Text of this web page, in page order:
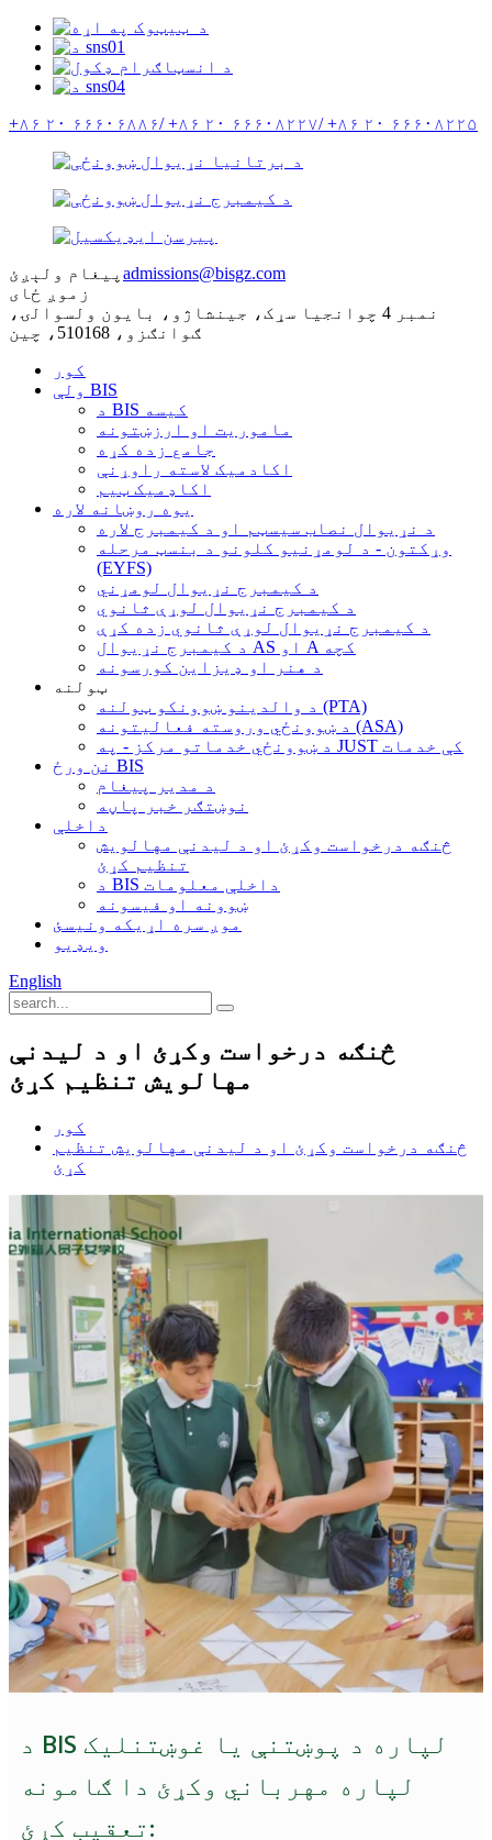
+۸۶ ۲۰ ۶۶۶۰۶۸۸۶/ +۸۶ ۲۰ ۶۶۶۰۸۲۲۷/ +۸۶ ۲۰ ۶۶۶۰۸۲۲۵
پیغام ولېږئ admissions@bisgz.com
زموږ ځای
نمبر 4 چوانجیا سړک، جینشاژو، بایون ولسوالۍ،
ګوانګزو، 510168، چین
کور
ولې BIS
د BIS کیسه
ماموریت او ارزښتونه
جامع زده کړه
اکادمیک لاسته راوړنې
اکاډمیک ټیم
یوه روښانه لاره
د نړیوال نصاب سیسټم او د کیمبرج لاره
وړکتون - د لومړنیو کلونو د بنسټ مرحله
(EYFS)
د کیمبرج نړیوال لومړني
د کیمبرج نړیوال لوړې ثانوي
د کیمبرج نړیوال لوړې ثانوي زده کړې
د کیمبرج نړیوال AS او A کچه
د هنر او ډیزاین کورسونه
ټولنه
د والدینو ښوونکو ټولنه (PTA)
د ښوونځي وروسته فعالیتونه (ASA)
د ښوونځي خدماتو مرکز - په JUST کې خدمات
نن ورځ BIS
د مدیر پیغام
نوښتګر خبر پاڼه
داخلې
څنګه درخواست وکړئ او د لیدنې مهالویش
تنظیم کړئ
د BIS داخلې معلومات
ښوونه او فیسونه
موږ سره اړیکه ونیسئ
ویډیو
English
څنګه درخواست وکړئ او د لیدنې
مهالویش تنظیم کړئ
کور
څنګه درخواست وکړئ او د لیدنې مهالویش تنظیم
کړئ
د BIS لپاره د پوښتنې یا غوښتنلیک
لپاره مهرباني وکړئ دا ګامونه
تعقیب کړئ: